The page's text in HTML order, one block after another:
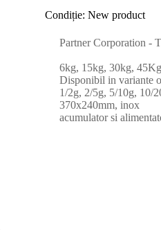
Condiție: New product
Partner Corporation -
6kg, 15kg, 30kg, 45Kg
Disponibil in variante
1/2g, 2/5g, 5/10g, 10/
370x240mm, inox
acumulator si